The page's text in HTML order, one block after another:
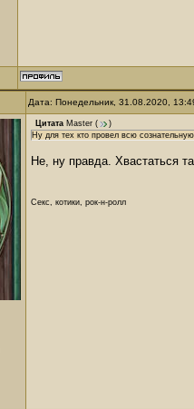
Дата: Понедельник, 31.08.2020,
Цитата Master (
)
Ну для тех кто провел всю
Не, ну правда. Хвастаться
Секс, котики, рок-н-ролл